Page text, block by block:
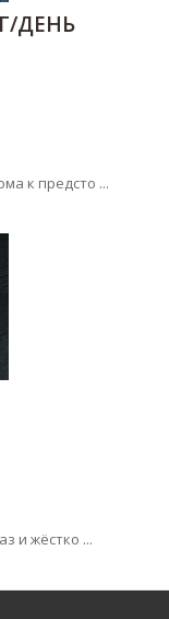
ДЕНЬ
к предсто ...
и жёстко ...